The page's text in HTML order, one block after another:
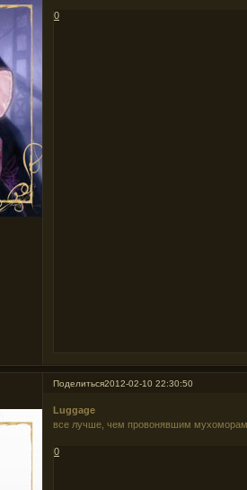
0
Поделиться2012-02-10 22:30:50
Luggage
все лучше, чем провонявшим
0